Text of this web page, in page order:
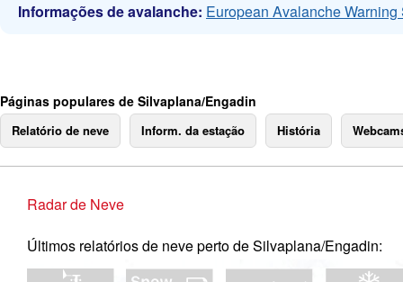
Informações de avalanche: European Avalanche Warning
Páginas populares de Silvaplana/Engadin
Relatório de neve Inform. da estação História
Radar de Neve
Últimos relatórios de neve perto de Silvaplana/Engadin: